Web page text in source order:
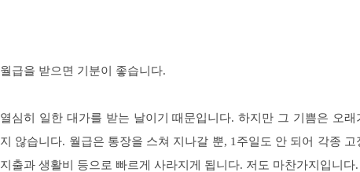
월급을 받으면 기분이 좋습니다.
열심히 일한 대가를 받는 날이기 때문입니다. 하지만 그 기쁨은 오래
지 않습니다. 월급은 통장을 스쳐 지나갈 뿐, 1주일도 안 되어 각종 고
지출과 생활비 등으로 빠르게 사라지게 됩니다. 저도 마찬가지입니다.